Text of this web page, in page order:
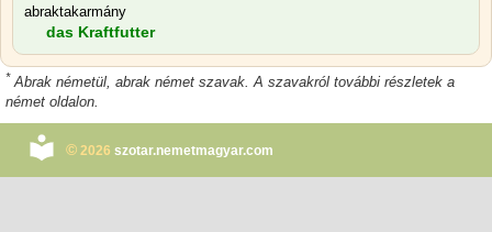
abraktakarmány
das Kraftfutter
* Abrak németül, abrak német szavak. A szavakról további részletek a
német oldalon.
© 2026 szotar.nemetmagyar.com